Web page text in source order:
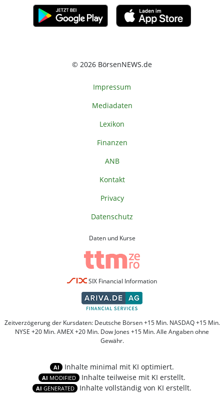
© 2026 BörsenNEWS.de
Impressum
Mediadaten
Lexikon
Finanzen
ANB
Kontakt
Privacy
Datenschutz
Daten und Kurse
SIX Financial Information
Zeitverzögerung der Kursdaten: Deutsche Börsen +15 Min. NASDAQ +15 Min.
NYSE +20 Min. AMEX +20 Min. Dow Jones +15 Min. Alle Angaben ohne
Gewähr.
AI Inhalte minimal mit KI optimiert.
AI MODIFIED Inhalte teilweise mit KI erstellt.
AI GENERATED Inhalte vollständig von KI erstellt.